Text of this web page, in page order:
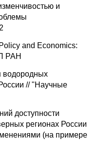
и
and Economics:
РАН
водородных
// "Научные
доступности
регионах России
(на примере